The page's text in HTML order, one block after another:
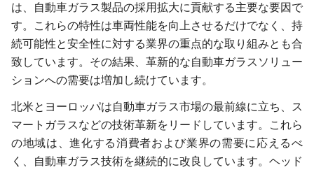
は、自動車ガラス製品の採用拡大に貢献する主要な要因で
す。これらの特性は車両性能を向上させるだけでなく、持
続可能性と安全性に対する業界の重点的な取り組みとも合
致しています。その結果、革新的な自動車ガラスソリュー
ションへの需要は増加し続けています。
北米とヨーロッパは自動車ガラス市場の最前線に立ち、ス
マートガラスなどの技術革新をリードしています。これら
の地域は、進化する消費者および業界の需要に応えるべ
く、自動車ガラス技術を継続的に改良しています。ヘッド